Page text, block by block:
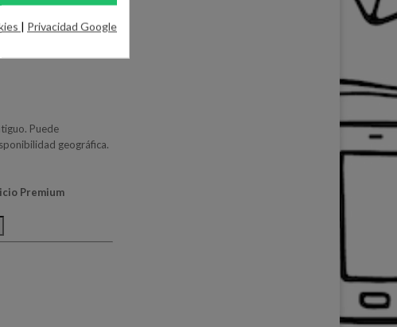
Puede
geográfica.
Premium
| Privacidad Google